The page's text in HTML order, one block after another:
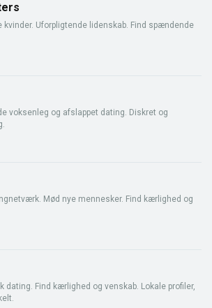
kvinder. Uforpligtende lidenskab. Find spændende
voksenleg og afslappet dating. Diskret og
Mød nye mennesker. Find kærlighed og
dating. Find kærlighed og venskab. Lokale profiler,